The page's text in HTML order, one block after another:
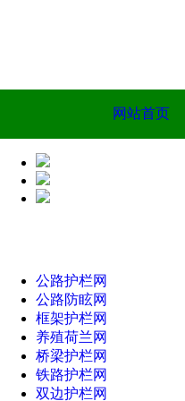
网站首页
公路护栏网
公路防眩网
框架护栏网
养殖荷兰网
桥梁护栏网
铁路护栏网
双边护栏网